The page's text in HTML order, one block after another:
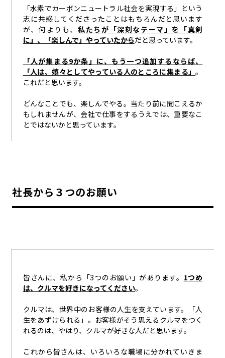
「水素でカーボンニュートラル社会を実現する」という
志に共感してくださったことはもちろんだと思います
が、何よりも、私たちが「深刻なテーマ」を「真剣
に」、「楽しんで」やっていたからだと思っています。
「人が集まる9か条」に、もう一つ追加するならば、
「人は、嬉々としてやっている人のところに集まる」。
これだと思います。
どんなことでも、楽しんでやる。当たり前に聞こえるか
もしれませんが、会社で仕事をするうえでは、重要なこ
とではないかと思っています。
社長から３つのお願い
皆さんに、私から「3つのお願い」があります。 1つめ
は、クルマを好きになってください。
クルマは、世界中のお客様の人生を支えています。「人
生をあずけられる」。お客様がそう思えるクルマをつく
れるのは、やはり、クルマが好きな人だと思います。
これから皆さんは、いろいろな職場に分かれていきま